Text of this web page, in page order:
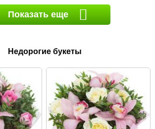
Показать еще
Недорогие букеты